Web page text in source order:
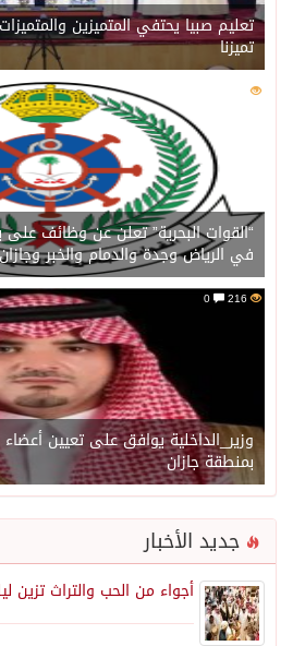
تعليم صبيا يحتفي المتميزين
تميزنا
216
“القوات البحرية” تعلن عن وظائف على
في الرياض وجدة والدمام والخبر وجازان
216
وزير_الداخلية يوافق على تعيين
بمنطقة جازان
جديد الأخبار
أجواء من الحب والتراث تزين